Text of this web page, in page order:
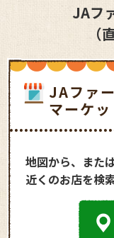
JAフ
（
JAファ
マーケ
地図から、また
近くのお店を検